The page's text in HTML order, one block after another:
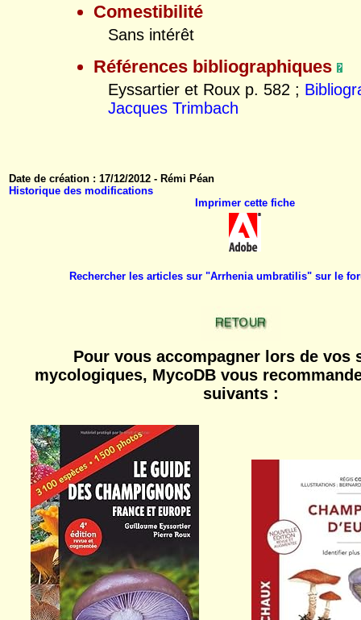
Comestibilité
Sans intérêt
Références bibliographiques
Eyssartier et Roux p. 582 ;
Jacques Trimbach
Date de création : 17/12/2012 - Rémi Péan
Historique des modifications
Imprimer cette fiche
Rechercher les articles sur "Arrhenia umbratilis" sur le
Pour vous accompagner lors de vos
mycologiques, MycoDB vous
suivants :